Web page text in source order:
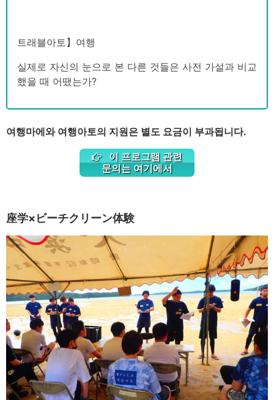
트래블아토】여행
실제로 자신의 눈으로 본 다른 것들은 사전 가설과 비교
했을 때 어땠는가?
여행마에와 여행아토의 지원은 별도 요금이 부과됩니다.
이 프로그램 관련
문의는 여기에서
座学×ビーチクリーン体験